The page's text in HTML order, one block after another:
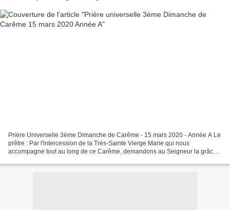
Prière Universelle 3ème Dimanche de Carême - 15 mars 2020 - Année A Le
prêtre : Par l'intercession de la Très-Sainte Vierge Marie qui nous
accompagne tout au long de ce Carême, demandons au Seigneur la grâce